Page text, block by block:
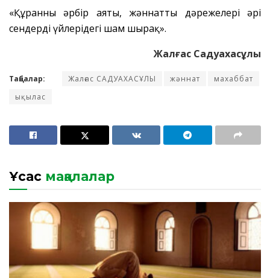
«Құранның әрбір аяты, жәннаттың дәрежелері әрі
сендердің үйлеріңдегі шам шырақ».
Жалғас Садуахасұлы
Таңбалар: Жалғас САДУАХАСҰЛЫ жәннат
махаббат
ықылас
Ұқсас мақалалар